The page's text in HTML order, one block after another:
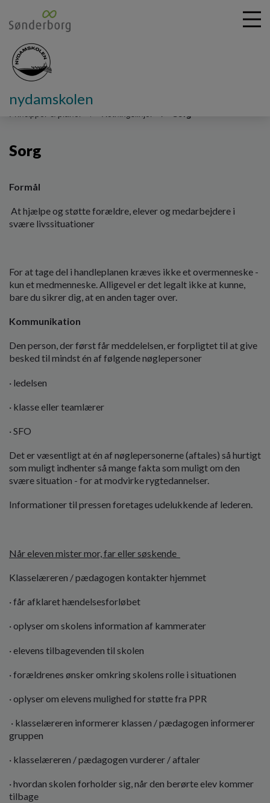
nydamskolen
Principper & planer Retningslinjer Sorg
Sorg
Formål
At hjælpe og støtte forældre, elever og medarbejdere i
svære livssituationer
For at tage del i handleplanen kræves ikke et overmenneske -
kun et medmenneske. Alligevel er det legalt ikke at kunne,
bare du sikrer dig, at en anden tager over.
Kommunikation
Den person, der først får meddelelsen, er forpligtet til at give
besked til mindst én af følgende nøglepersoner
· ledelsen
· klasse eller teamlærer
· SFO
Det er væsentligt at én af nøglepersonerne (aftales) så hurtigt
som muligt indhenter så mange fakta som muligt om den
svære situation - for at modvirke rygtedannelser.
Informationer til pressen foretages udelukkende af lederen.
Når eleven mister mor, far eller søskende
Klasselæreren / pædagogen kontakter hjemmet
· får afklaret hændelsesforløbet
· oplyser om skolens information af kammerater
· elevens tilbagevenden til skolen
· forældrenes ønsker omkring skolens rolle i situationen
· oplyser om elevens mulighed for støtte fra PPR
· klasselæreren informerer klassen / pædagogen informerer
gruppen
· klasselæreren / pædagogen vurderer / aftaler
· hvordan skolen forholder sig, når den berørte elev kommer
tilbage